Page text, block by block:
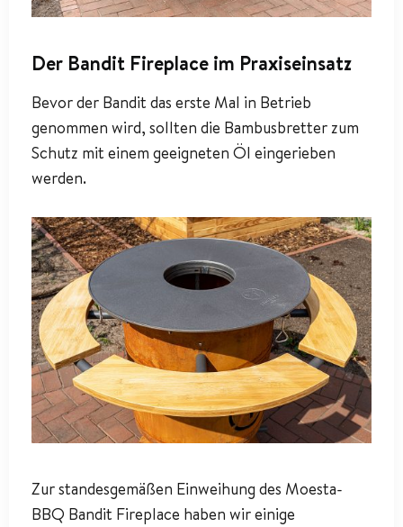
Der Bandit Fireplace im Praxiseinsatz
Bevor der Bandit das erste Mal in Betrieb
genommen wird, sollten die Bambusbretter zum
Schutz mit einem geeigneten Öl eingerieben
werden.
Zur standesgemäßen Einweihung des Moesta-
BBQ Bandit Fireplace haben wir einige